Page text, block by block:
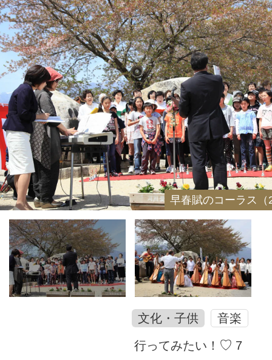
早春賦のコーラス
文化・子供 音楽
行ってみたい！ ♡ 7